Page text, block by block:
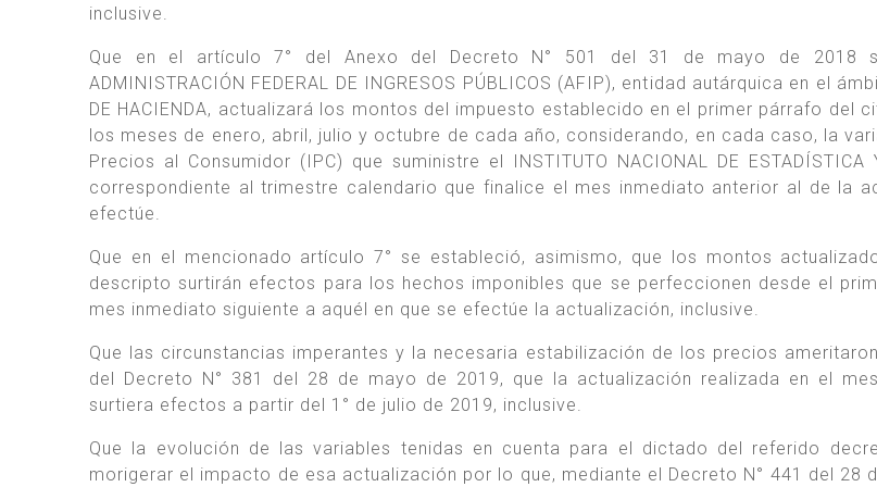
inclusive.
Que en el artículo 7° del Anexo del Decreto N° 501 del 31 de mayo de 2018
ADMINISTRACIÓN FEDERAL DE INGRESOS PÚBLICOS (AFIP), entidad autárquica en el
DE HACIENDA, actualizará los montos del impuesto establecido en el primer párrafo del
los meses de enero, abril, julio y octubre de cada año, considerando, en cada caso, la
Precios al Consumidor (IPC) que suministre el INSTITUTO NACIONAL DE ESTADÍSTICA
correspondiente al trimestre calendario que finalice el mes inmediato anterior al de la
efectúe.
Que en el mencionado artículo 7° se estableció, asimismo, que los montos
descripto surtirán efectos para los hechos imponibles que se perfeccionen desde el
mes inmediato siguiente a aquél en que se efectúe la actualización, inclusive.
Que las circunstancias imperantes y la necesaria estabilización de los precios
del Decreto N° 381 del 28 de mayo de 2019, que la actualización realizada en el
surtiera efectos a partir del 1° de julio de 2019, inclusive.
Que la evolución de las variables tenidas en cuenta para el dictado del referido
morigerar el impacto de esa actualización por lo que, mediante el Decreto N° 441 del 28